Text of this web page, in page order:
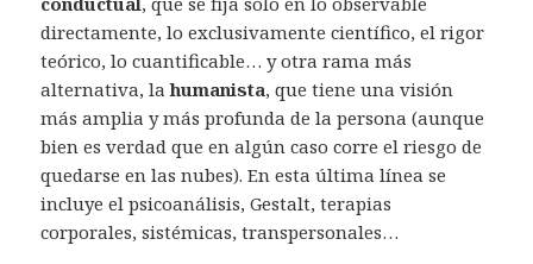
directamente, lo exclusivamente científico, el rigor
teórico, lo cuantificable… y otra rama más
alternativa, lahumanista, que tiene una visión
más amplia y más profunda de la persona (aunque
bien es verdad que en algún caso corre el riesgo de
quedarse en las nubes). En esta última línea se
incluye el psicoanálisis, Gestalt, terapias
corporales, sistémicas, transpersonales…